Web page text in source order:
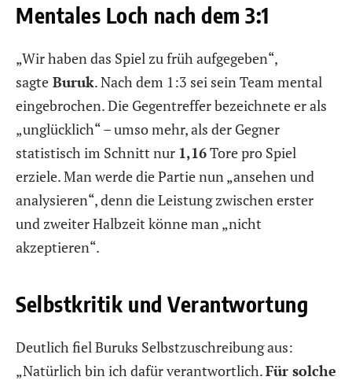
Mentales Loch nach dem 3:1
„Wir haben das Spiel zu früh aufgegeben“,
sagte Buruk. Nach dem 1:3 sei sein Team mental
eingebrochen. Die Gegentreffer bezeichnete er als
„unglücklich“ – umso mehr, als der Gegner
statistisch im Schnitt nur 1,16Tore pro Spiel
erziele. Man werde die Partie nun „ansehen und
analysieren“, denn die Leistung zwischen erster
und zweiter Halbzeit könne man „nicht
akzeptieren“.
Selbstkritik und Verantwortung
Deutlich fiel Buruks Selbstzuschreibung aus:
„Natürlich bin ich dafür verantwortlich.Für solche